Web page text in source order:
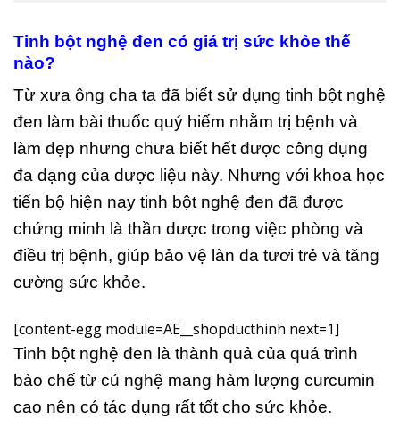
Tinh bột nghệ đen có giá trị sức khỏe thế
nào?
Từ xưa ông cha ta đã biết sử dụng tinh bột nghệ
đen làm bài thuốc quý hiếm nhằm trị bệnh và
làm đẹp nhưng chưa biết hết được công dụng
đa dạng của dược liệu này. Nhưng với khoa học
tiến bộ hiện nay tinh bột nghệ đen đã được
chứng minh là thần dược trong việc phòng và
điều trị bệnh, giúp bảo vệ làn da tươi trẻ và tăng
cường sức khỏe.
[content-egg module=AE__shopducthinh next=1]
Tinh bột nghệ đen là thành quả của quá trình
bào chế từ củ nghệ mang hàm lượng curcumin
cao nên có tác dụng rất tốt cho sức khỏe.